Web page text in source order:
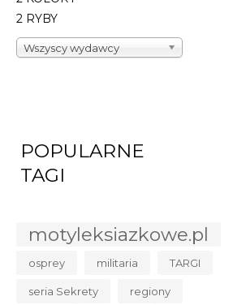
2 RYBY
Wszyscy wydawcy
POPULARNE
TAGI
motyleksiazkowe.pl
osprey militaria TARGI
seria Sekrety regiony